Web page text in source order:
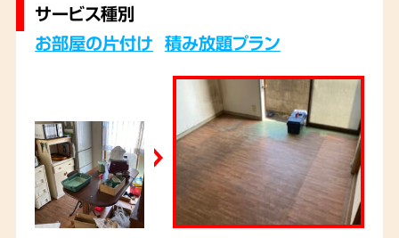
サービス種別
お部屋の片付け 積み放題プラン